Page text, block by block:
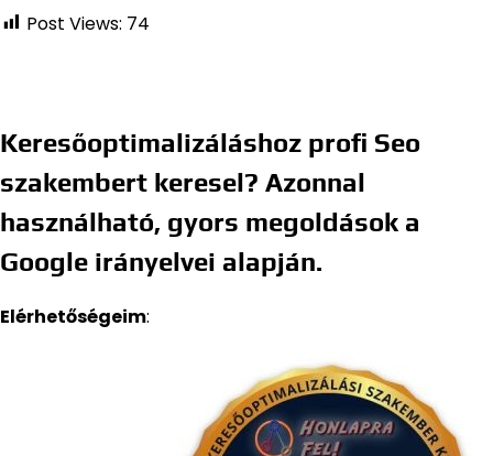
Post Views: 74
Keresőoptimalizáláshoz profi Seo
szakembert keresel? Azonnal
használható, gyors megoldások a
Google irányelvei alapján.
Elérhetőségeim: